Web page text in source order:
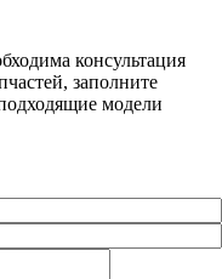
консультация
заполните
модели